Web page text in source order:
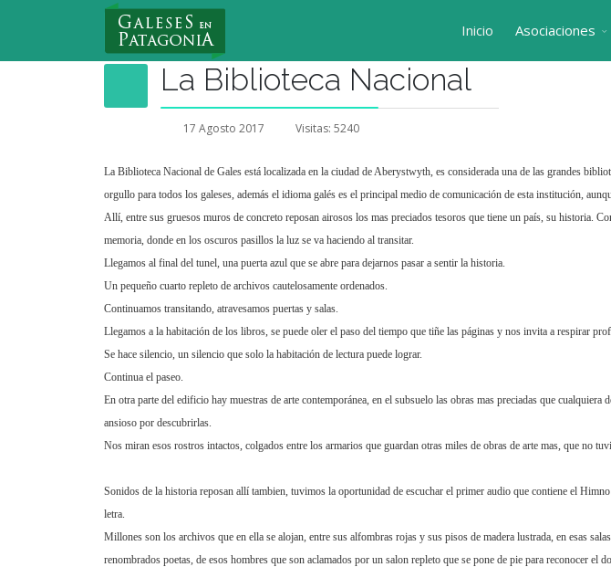
Inicio Asociaciones
Nuevo Usuario
La Biblioteca Nacional
17 Agosto 2017 Visitas: 5240
La Biblioteca Nacional de Gales está localizada en la ciudad de Aberystwyth, es considerada una de las grandes
orgullo para todos los galeses, además el idioma galés es el principal medio de comunicación de esta institución,
Allí, entre sus gruesos muros de concreto reposan airosos los mas preciados tesoros que tiene un país, su historia.
memoria, donde en los oscuros pasillos la luz se va haciendo al transitar.
Llegamos al final del tunel, una puerta azul que se abre para dejarnos pasar a sentir la historia.
Un pequeño cuarto repleto de archivos cautelosamente ordenados.
Continuamos transitando, atravesamos puertas y salas.
Llegamos a la habitación de los libros, se puede oler el paso del tiempo que tiñe las páginas y nos invita a respirar
Se hace silencio, un silencio que solo la habitación de lectura puede lograr.
Continua el paseo.
En otra parte del edificio hay muestras de arte contemporánea, en el subsuelo las obras mas preciadas que
ansioso por descubrirlas.
Nos miran esos rostros intactos, colgados entre los armarios que guardan otras miles de obras de arte mas, que no
Sonidos de la historia reposan allí tambien, tuvimos la oportunidad de escuchar el primer audio que contiene el
letra.
Millones son los archivos que en ella se alojan, entre sus alfombras rojas y sus pisos de madera lustrada, en esas
renombrados poetas, de esos hombres que son aclamados por un salon repleto que se pone de pie para reconocer el